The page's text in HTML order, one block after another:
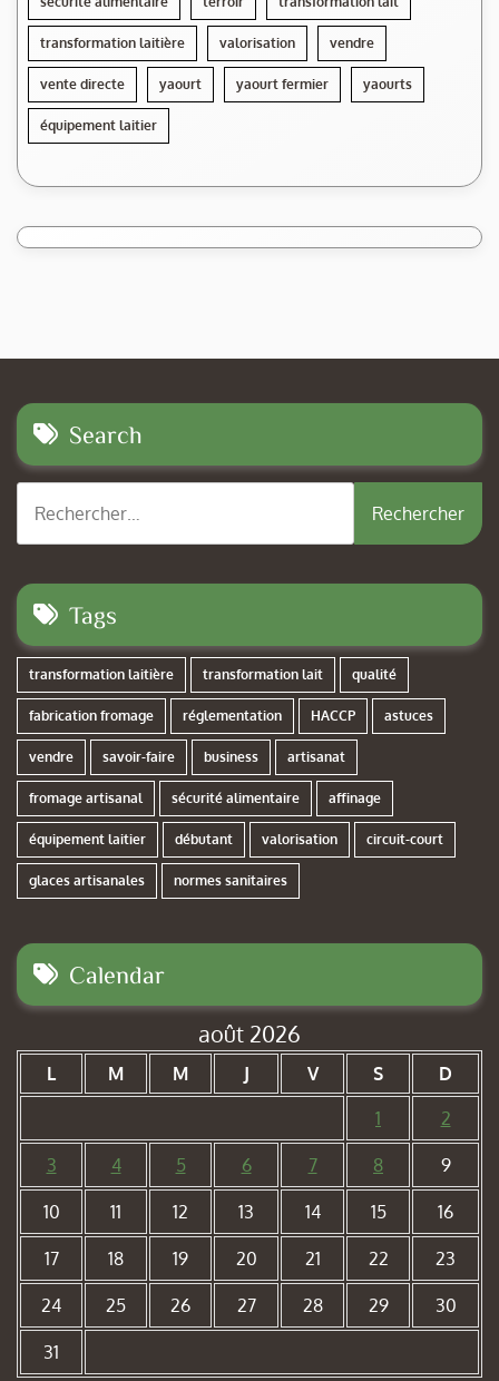
transformation laitière valorisation vendre
vente directe yaourt yaourt fermier yaourts
équipement laitier
Search
Tags
transformation laitière transformation lait qualité
fabrication fromage réglementation HACCP astuces
vendre savoir-faire business artisanat
fromage artisanal sécurité alimentaire affinage
équipement laitier débutant valorisation circuit-court
glaces artisanales normes sanitaires
Calendar
août 2026
L M M J V S
D
1
2
3 4 5 6 7 8 9
10 11 12 13 14 15 16
17 18 19 20 21 22 23
24 25 26 27 28 29 30
31